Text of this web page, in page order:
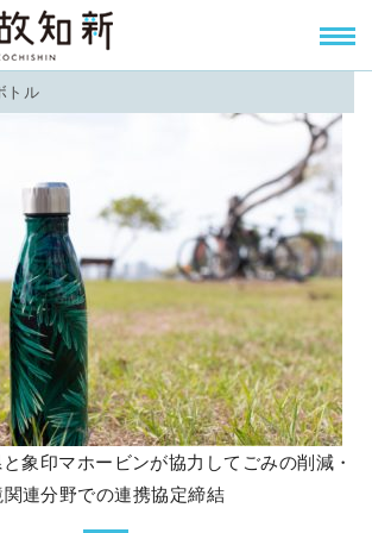
トル
象印マホービンが協力してごみの削減・
連分野での連携協定締結